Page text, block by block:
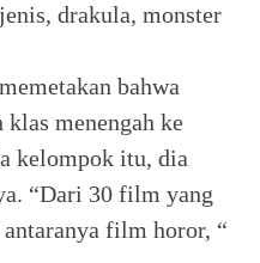
drakula, monster
bahwa
menengah ke
kelompok itu, dia
“Dari 30 film yang
film horor, “